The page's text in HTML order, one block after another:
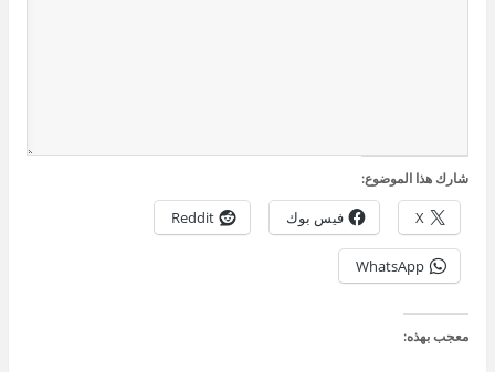
شارك هذا الموضوع:
X فيس بوك Reddit
WhatsApp
معجب بهذه: